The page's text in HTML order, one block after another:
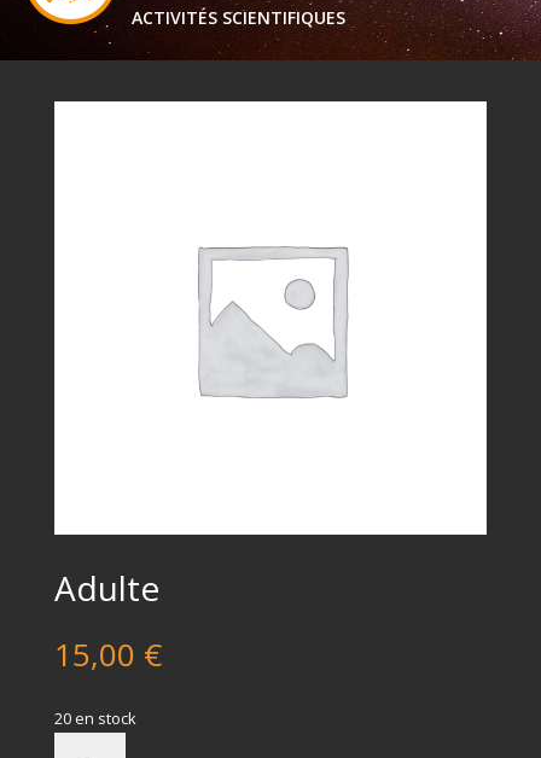
ACTIVITÉS SCIENTIFIQUES
Adulte
15,00 €
20 en stock